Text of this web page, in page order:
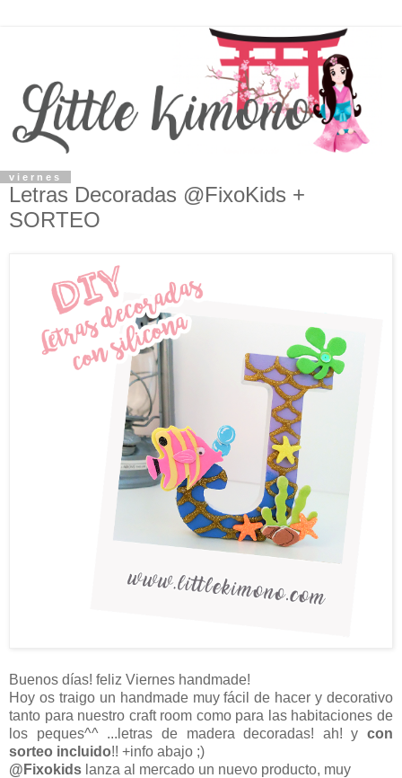
viernes
Letras Decoradas @FixoKids +
SORTEO
Buenos días! feliz Viernes handmade!
Hoy os traigo un handmade muy fácil de hacer y decorativo
tanto para nuestro craft room como para las habitaciones de
los peques^^ ...letras de madera decoradas! ah! y con
sorteo incluido!! +info abajo ;)
@Fixokids lanza al mercado un nuevo producto, muy